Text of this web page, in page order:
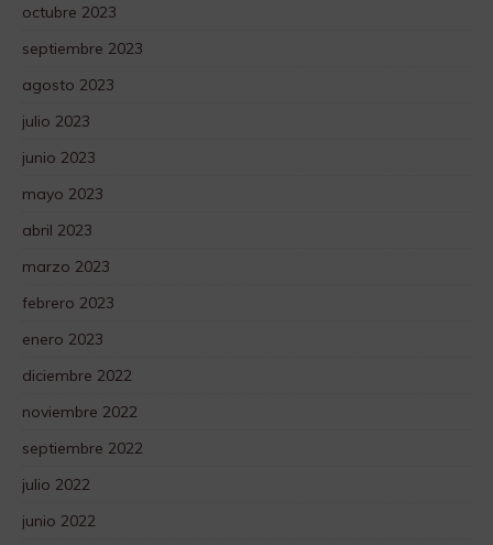
octubre 2023
septiembre 2023
agosto 2023
julio 2023
junio 2023
mayo 2023
abril 2023
marzo 2023
febrero 2023
enero 2023
diciembre 2022
noviembre 2022
septiembre 2022
julio 2022
junio 2022